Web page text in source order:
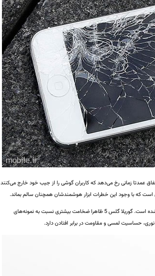
این اتفاق عمدتا زمانی رخ می‌دهد که کاربران گوشی را از جیب خود خارج می‌کنند
است که با وجود این خطرات ابزار هوشمندشان همچنان سالم بماند.
شیشه‌های محافظ تازه‌ به هدف تامین همین نیاز توسط کمپانی کورنینگ طراحی و تولید شده است. گوریلا گلس 5 ظاهرا ضخامت بیشتری نسبت به نمونه‌های
حساسیت لمسی و مقاومت در برابر افتادن دارد.